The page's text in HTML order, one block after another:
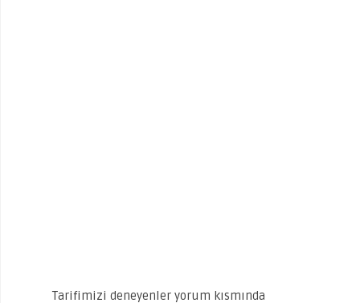
Tarifimizi deneyenler yorum kısmında